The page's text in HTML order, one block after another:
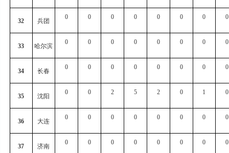
32 兵团
0 0 0 0 0 0 0 0
33 哈尔滨
0 0 0 0 0 0 0 0
34 长春
0 0 0 0 0 0 0 0
35 沈阳
0 0 2 5 2 0 1 0
36 大连
0 0 0 0 0 0 0 0
37 济南
0 0 0 0 0 0 0 0